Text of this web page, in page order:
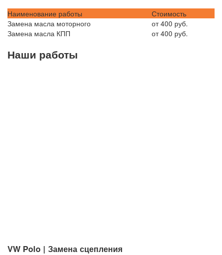
Наименование работы
Стоимость
Замена масла моторного
от 400 руб.
Замена масла КПП
от 400 руб.
Наши работы
VW Polo | Замена сцепления